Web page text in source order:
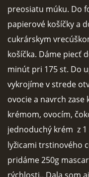
ZAUJÍMAVOSTI O
VIDEÁ
***VIANOCE***
KVÁSKOVANIE
preosiatu múku. Do
papierové košíčky a
cukrárskym
košíčka. Dáme piecť
minút pri 175 st. Do
vykrojíme v strede
ovocie a navrch
krémom, ovocím,
jednoduchý krém z
lyžicami trstinového
pridáme 250g